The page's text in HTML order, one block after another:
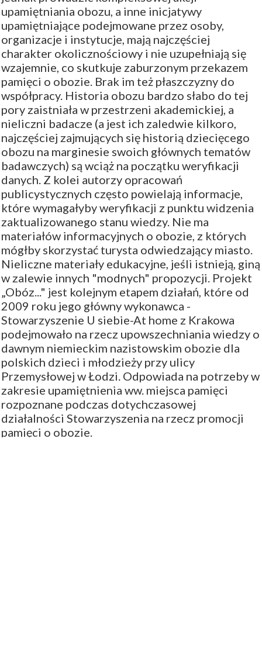
upamiętniania obozu, a inne inicjatywy
upamiętniające podejmowane przez osoby,
organizacje i instytucje, mają najczęściej
charakter okolicznościowy i nie uzupełniają się
wzajemnie, co skutkuje zaburzonym przekazem
pamięci o obozie. Brak im też płaszczyzny do
współpracy. Historia obozu bardzo słabo do tej
pory zaistniała w przestrzeni akademickiej, a
nieliczni badacze (a jest ich zaledwie kilkoro,
najczęściej zajmujących się historią dziecięcego
obozu na marginesie swoich głównych tematów
badawczych) są wciąż na początku weryfikacji
danych. Z kolei autorzy opracowań
publicystycznych często powielają informacje,
które wymagałyby weryfikacji z punktu widzenia
zaktualizowanego stanu wiedzy. Nie ma
materiałów informacyjnych o obozie, z których
mógłby skorzystać turysta odwiedzający miasto.
Nieliczne materiały edukacyjne, jeśli istnieją, giną
w zalewie innych "modnych" propozycji. Projekt
„Obóz..." jest kolejnym etapem działań, które od
2009 roku jego główny wykonawca -
Stowarzyszenie U siebie-At home z Krakowa
podejmowało na rzecz upowszechniania wiedzy o
dawnym niemieckim nazistowskim obozie dla
polskich dzieci i młodzieży przy ulicy
Przemysłowej w Łodzi. Odpowiada na potrzeby w
zakresie upamiętnienia ww. miejsca pamięci
rozpoznane podczas dotychczasowej
działalności Stowarzyszenia na rzecz promocji
pamięci o obozie.